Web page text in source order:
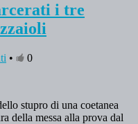
i tre
•
0
stupro di una coetanea
della messa alla prova dal